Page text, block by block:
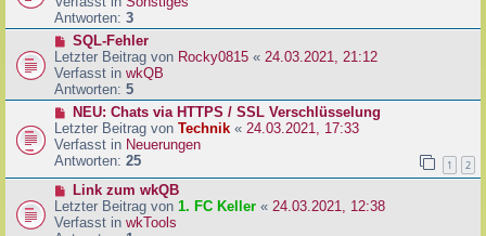
i
t
a
g
e
r
B
e
i
t
a
g
Antworten: 3
N
e
u
e
r
B
e
i
t
a
g
SQL-Fehler
Letzter Beitrag von Rocky0815 « 24.03.2021, 21:12
Verfasst in wkQB
Antworten: 5
N
e
u
e
r
B
e
i
NEU: Chats via HTTPS / SSL Verschlüsselung
Letzter Beitrag von Technik « 24.03.2021, 17:33
Verfasst in Neuerungen
Antworten: 25 1 2
N
e
u
Link zum wkQB
Letzter Beitrag von 1. FC Keller « 24.03.2021, 12:38
Verfasst in wkTools